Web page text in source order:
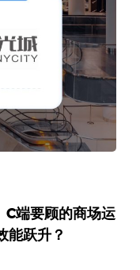
C端要顾的商场运
能跃升？